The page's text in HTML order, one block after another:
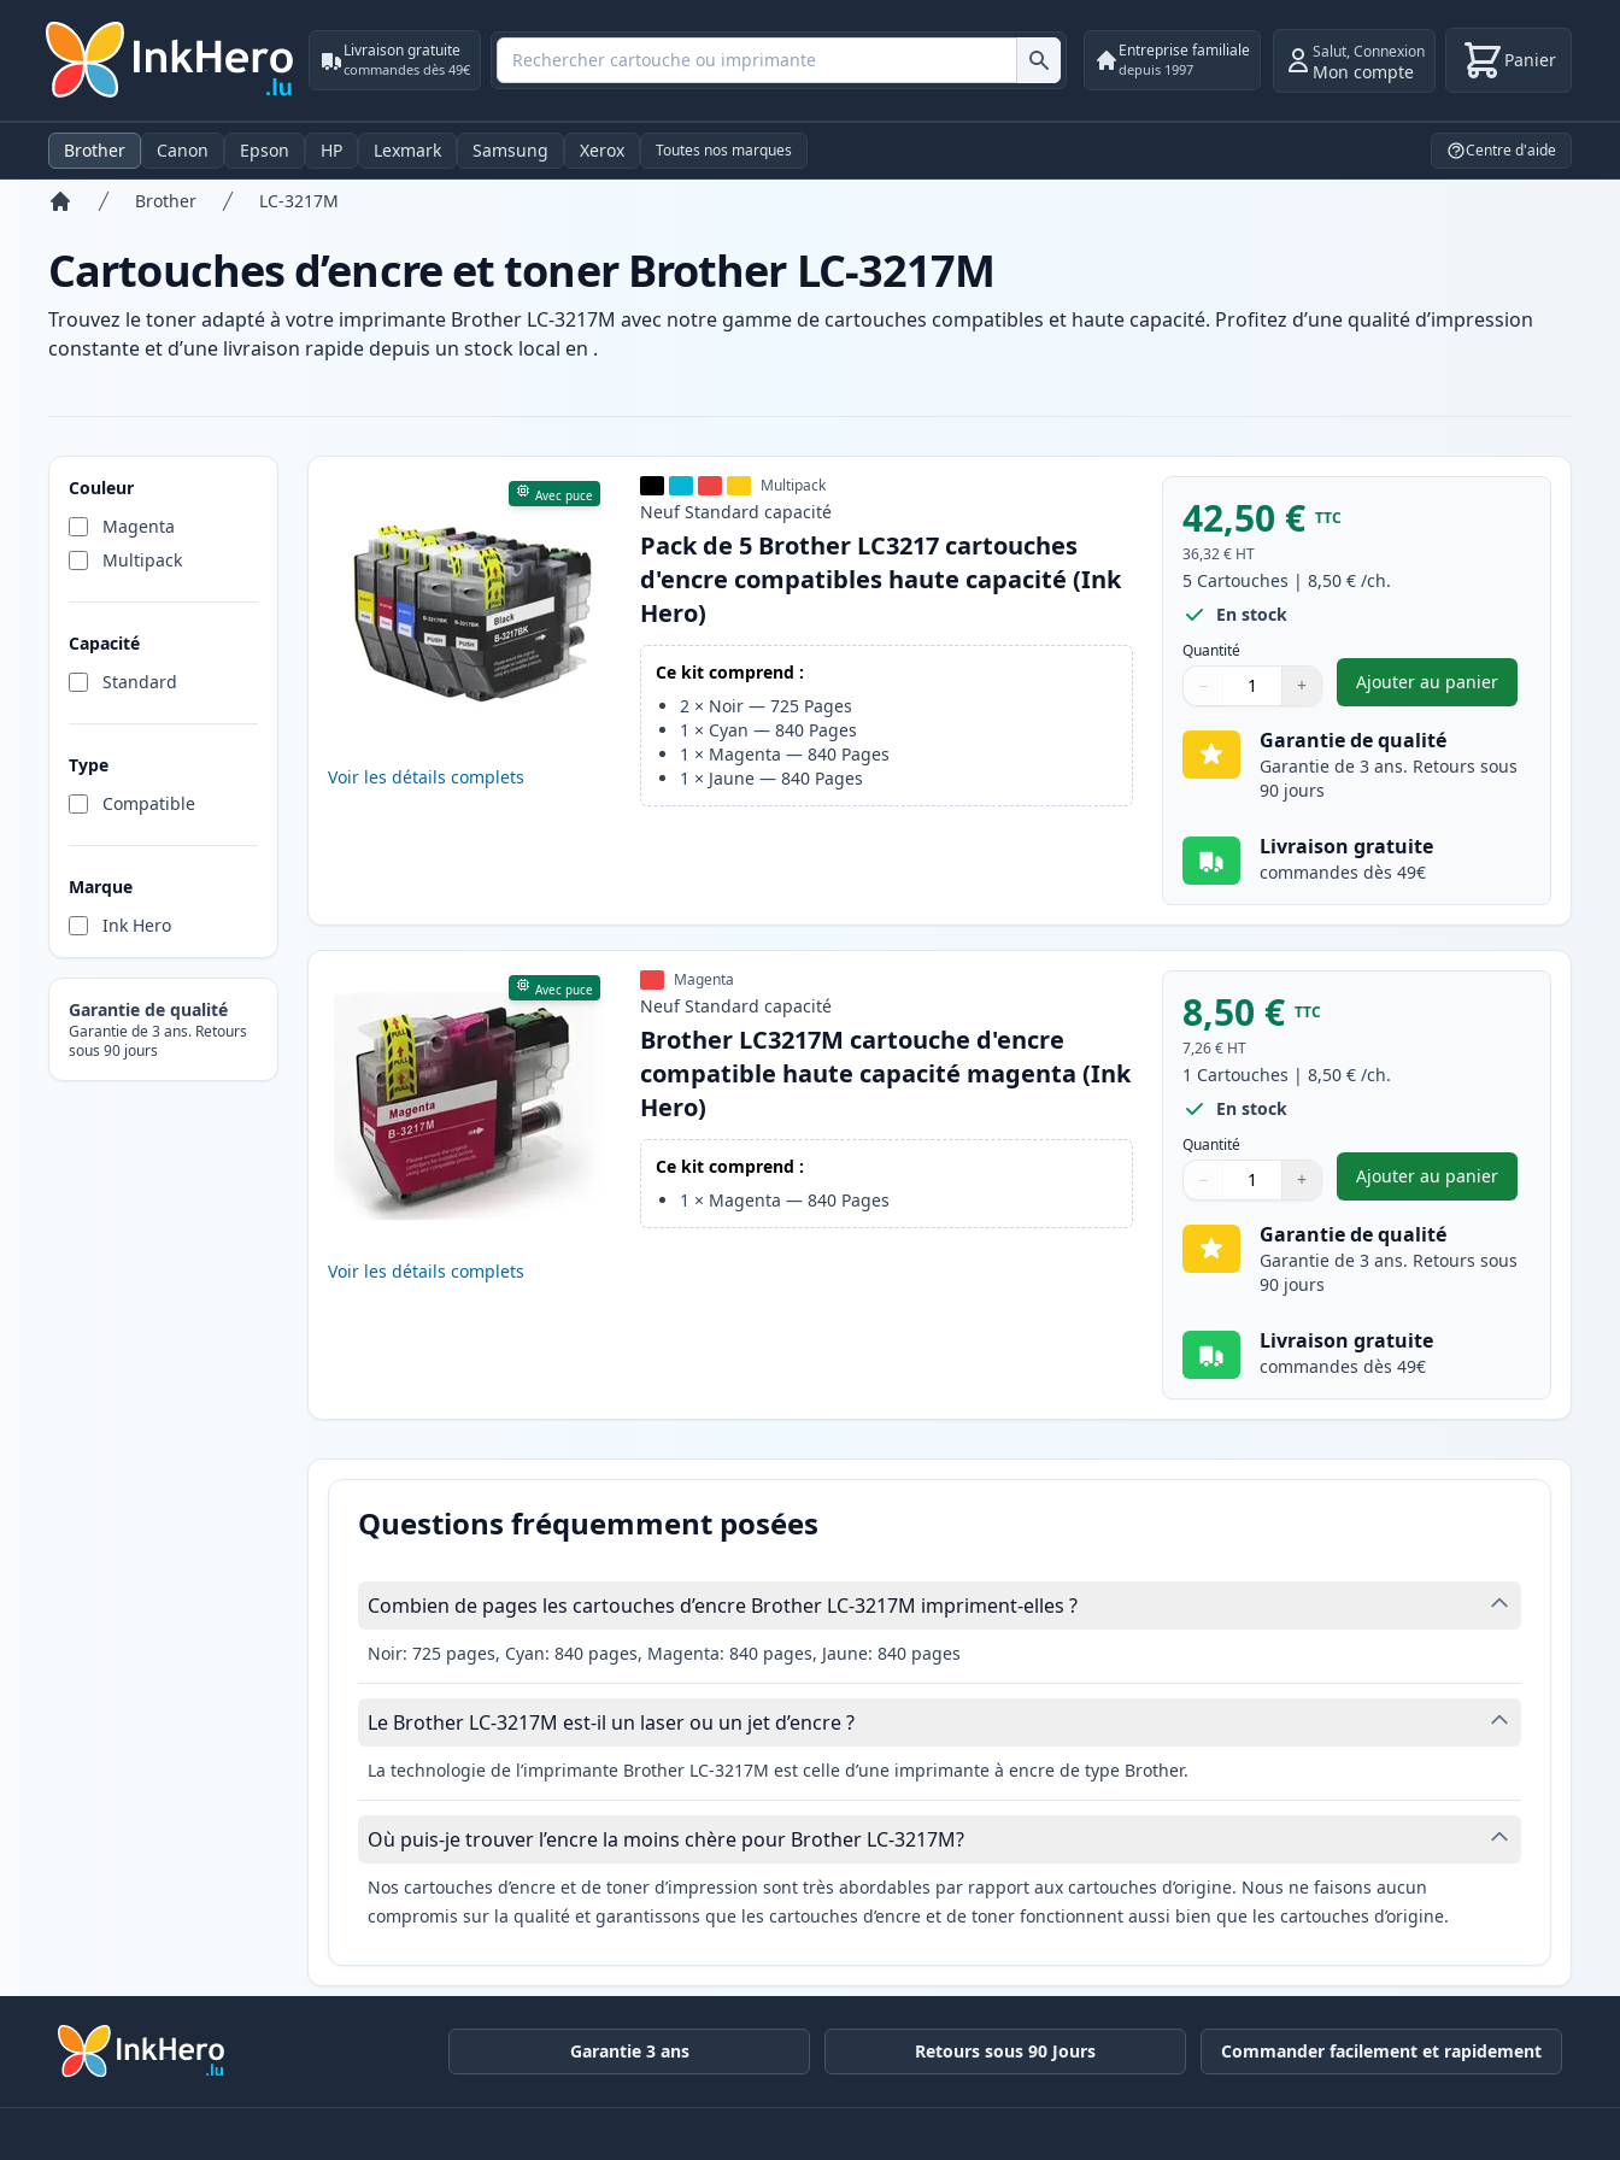
Livraison gratuite
commandes dès 49€
Entreprise familiale
depuis 1997
Salut,Connexion
Mon compte Panier
Brother Canon Epson HP Lexmark Samsung Xerox Toutes nos marques Centre d'aide
Brother LC-3217M
Cartouches d’encre et toner Brother LC-3217M
Trouvez le toner adapté à votre imprimante Brother LC-3217M avec notre gamme de cartouches compatibles et haute capacité. Profitez d’une qualité d’impression
constante et d’une livraison rapide depuis un stock local en .
Couleur
Magenta
Multipack
Capacité
Standard
Type
Compatible
Marque
Ink Hero
Garantie de qualité
Garantie de 3 ans. Retours
sous 90 jours
Produits
Avec puce
Voir les détails complets
Multipack
Neuf Standard capacité
Pack de 5 Brother LC3217 cartouches
d'encre compatibles haute capacité (Ink
Hero)
Ce kit comprend :
2 × Noir —725 Pages
1 × Cyan —840 Pages
1 × Magenta —840 Pages
1 × Jaune —840 Pages
42,50 € TTC
36,32 € HT
5 Cartouches |8,50 € /ch.
En stock
Quantité
Quantité
Utilisez les boutons pour ajuster
− +
Quantité
Ajouter au panier
,Pack de 5 Brother
Garantie de qualité
Garantie de 3 ans. Retours sous
90 jours
Livraison gratuite
commandes dès 49€
Avec puce
Voir les détails complets
Magenta
Neuf Standard capacité
Brother LC3217M cartouche d'encre
compatible haute capacité magenta (Ink
Hero)
Ce kit comprend :
1 × Magenta —840 Pages
8,50 € TTC
7,26 € HT
1 Cartouches |8,50 € /ch.
En stock
Quantité
Quantité
Utilisez les boutons pour ajuster
− +
Quantité
Ajouter au panier
,Brother LC3217M
Garantie de qualité
Garantie de 3 ans. Retours sous
90 jours
Livraison gratuite
commandes dès 49€
Questions fréquemment posées
Combien de pages les cartouches d’encre Brother LC-3217M impriment-elles ?
Noir: 725 pages, Cyan: 840 pages, Magenta: 840 pages, Jaune: 840 pages
Le Brother LC-3217M est-il un laser ou un jet d’encre ?
La technologie de l’imprimante Brother LC-3217M est celle d’une imprimante à encre de type Brother.
Où puis-je trouver l’encre la moins chère pour Brother LC-3217M?
Nos cartouches d’encre et de toner d’impression sont très abordables par rapport aux cartouches d’origine. Nous ne faisons aucun
compromis sur la qualité et garantissons que les cartouches d’encre et de toner fonctionnent aussi bien que les cartouches d’origine.
Garantie 3 ans Retours sous 90 Jours Commander facilement et rapidement